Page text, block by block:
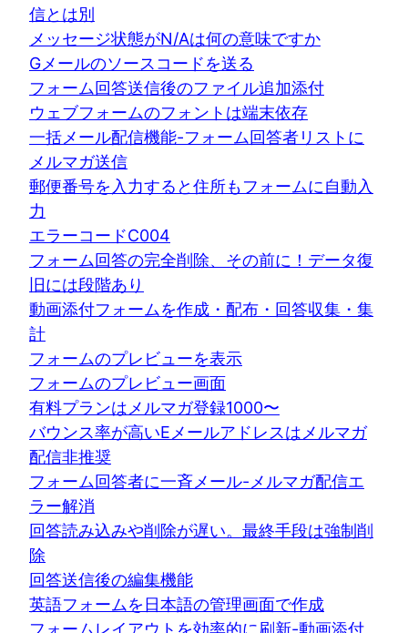
信とは別
メッセージ状態がN/Aは何の意味ですか
Gメールのソースコードを送る
フォーム回答送信後のファイル追加添付
ウェブフォームのフォントは端末依存
一括メール配信機能-フォーム回答者リストに
メルマガ送信
郵便番号を入力すると住所もフォームに自動入
力
エラーコードC004
フォーム回答の完全削除、その前に！データ復
旧には段階あり
動画添付フォームを作成・配布・回答収集・集
計
フォームのプレビューを表示
フォームのプレビュー画面
有料プランはメルマガ登録1000〜
バウンス率が高いEメールアドレスはメルマガ
配信非推奨
フォーム回答者に一斉メール-メルマガ配信エ
ラー解消
回答読み込みや削除が遅い。最終手段は強制削
除
回答送信後の編集機能
英語フォームを日本語の管理画面で作成
フォームレイアウトを効率的に刷新-動画添付